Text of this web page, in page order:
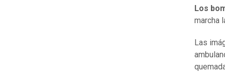
Los
marcha
Las